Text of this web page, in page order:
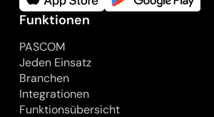
Funktionen
PASCOM
Jeden Einsatz
Branchen
Integrationen
Funktionsübersicht